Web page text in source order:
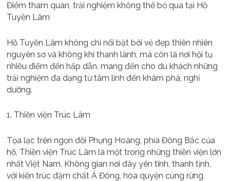
Điểm tham quan, trải nghiệm không thể bỏ qua tại Hồ
Tuyền Lâm
Hồ Tuyền Lâm không chỉ nổi bật bởi vẻ đẹp thiên nhiên
nguyên sơ và không khí thanh lành, mà còn là nơi hội tụ
nhiều điểm đến hấp dẫn, mang đến cho du khách những
trải nghiệm đa dạng từ tâm linh đến khám phá, nghỉ
dưỡng.
1. Thiền viện Trúc Lâm
Tọa lạc trên ngọn đồi Phụng Hoàng, phía Đông Bắc của
hồ, Thiền viện Trúc Lâm là một trong những thiền viện lớn
nhất Việt Nam. Không gian nơi đây yên tĩnh, thanh tịnh,
với kiến trúc đậm chất Á Đông, hòa quyện cùng rừng